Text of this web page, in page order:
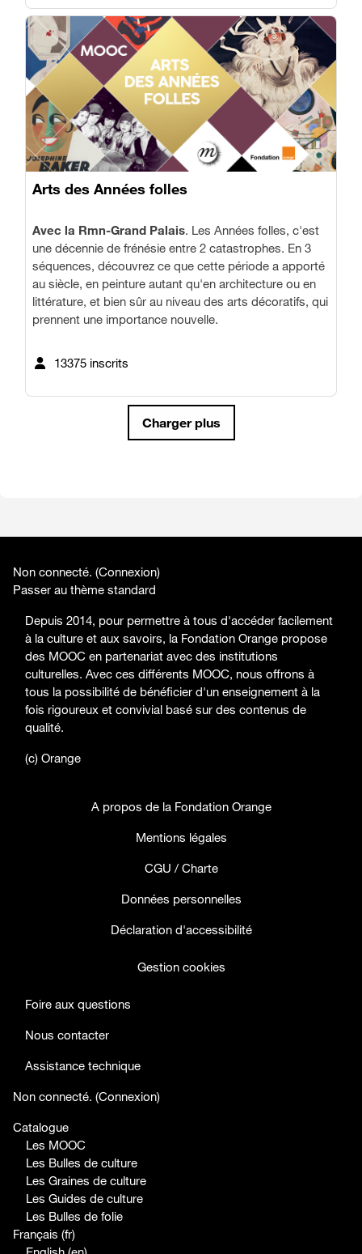
Arts des Années folles
Avec la Rmn-Grand Palais. Les Années folles, c'est
une décennie de frénésie entre 2 catastrophes. En 3
séquences, découvrez ce que cette période a apporté
au siècle, en peinture autant qu'en architecture ou en
littérature, et bien sûr au niveau des arts décoratifs, qui
prennent une importance nouvelle.
13375 inscrits
Charger plus
Non connecté. (Connexion)
Passer au thème standard
Depuis 2014, pour permettre à tous d'accéder facilement
à la culture et aux savoirs, la Fondation Orange propose
des MOOC en partenariat avec des institutions
culturelles. Avec ces différents MOOC, nous offrons à
tous la possibilité de bénéficier d'un enseignement à la
fois rigoureux et convivial basé sur des contenus de
qualité.
(c) Orange
A propos de la Fondation Orange
Mentions légales
CGU / Charte
Données personnelles
Déclaration d'accessibilité
Gestion cookies
Foire aux questions
Nous contacter
Assistance technique
facebook
twitter
youtube
Non connecté. (Connexion)
Catalogue
Les MOOC
Les Bulles de culture
Les Graines de culture
Les Guides de culture
Les Bulles de folie
Français ‎(fr)‎